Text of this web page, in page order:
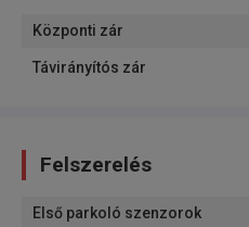
Központi zár
Távirányítós zár
Felszerelés
Első parkoló szenzorok